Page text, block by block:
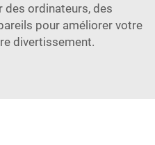
des ordinateurs, des
pour améliorer votre
divertissement.